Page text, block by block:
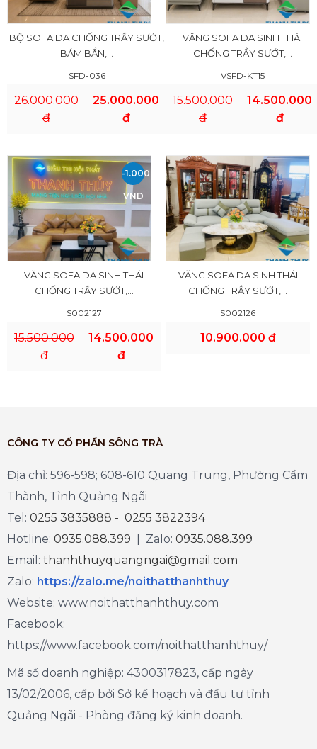
BỘ SOFA DA CHỐNG TRẦY SƯỚT,
BÁM BẨN,...
SFD-036
26.000.000
đ
25.000.000
đ
VĂNG SOFA DA SINH THÁI
CHỐNG TRẦY SƯỚT,...
VSFD-KT15
15.500.000
đ
14.500.000
đ
-1.000.000
VND
VĂNG SOFA DA SINH THÁI
CHỐNG TRẦY SƯỚT,...
S002127
15.500.000
đ
14.500.000
đ
VĂNG SOFA DA SINH THÁI
CHỐNG TRẦY SƯỚT,...
S002126
10.900.000 đ
CÔNG TY CỔ PHẦN SÔNG TRÀ
Địa chỉ: 596-598; 608-610 Quang Trung, Phường Cẩm
Thành, Tỉnh Quảng Ngãi
Tel: 0255 3835888 - 0255 3822394
Hotline: 0935.088.399 | Zalo: 0935.088.399
Email: thanhthuyquangngai@gmail.com
Zalo: https://zalo.me/noithatthanhthuy
Website: www.noithatthanhthuy.com
Facebook:
https://www.facebook.com/noithatthanhthuy/
Mã số doanh nghiệp: 4300317823, cấp ngày
13/02/2006, cấp bởi Sở kế hoạch và đầu tư tỉnh
Quảng Ngãi - Phòng đăng ký kinh doanh.